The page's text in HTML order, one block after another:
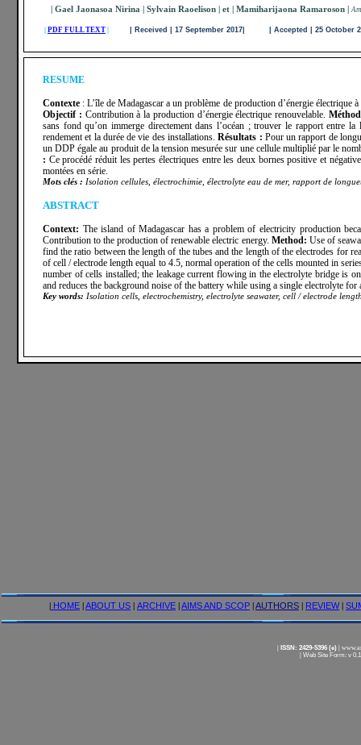
ISSN: 2429-5396 (e)|
Web Site Form: v
| HOME |ABOUT US | ARCHIVE |AIMS AND SCOP |AUTHORS | REVIEW |
RESUME
Contexte : L’île de Madagascar a un problème de production d’énergie électrique
Objectif : Contribution à la production d’énergie électrique renouvelable.
sans fond qu’on immerge directement dans l’océan ; trouver le rapport entre
rendement et la durée de vie des installations.Résultats : Pour un rapport de
un DDP égale au produit de la tension mesurée sur une cellule multiplié par le
: Ce procédé réduit les pertes électriques entre les deux bornes positive et
montées en série.
Mots clés : Isolation cellules, électrochimie, électrolyte eau de mer, rapport de
ABSTRACT
Context: The island of Madagascar has a problem of electricity production
Contribution to the production of renewable electric energy. Method: Use of
find the ratio between the length of the tubes and the length of the electrodes for
of cell / electrode length equal to 4.5, normal operation of the cells mounted in
number of cells installed; the leakage current flowing in the electrolyte bridge is
and reduces the background noise of the battery while using a single electrolyte for
Key words: Isolation cells, electrochemistry, electrolyte seawater, cell / electrode
| Gael Jaonasoa Nirina | Sylvain Raoelison | et | Mamiharijaona Ramaroson | A
PDF FULL TEXT | Received | 17 September 2017| | Accepted | 25